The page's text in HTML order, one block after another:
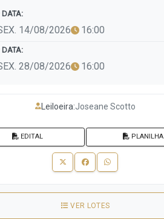
DATA:
14/08/2026 16:00
DATA:
28/08/2026 16:00
Leiloeira:Joseane Scotto
EDITAL PLANILHA
VER LOTES